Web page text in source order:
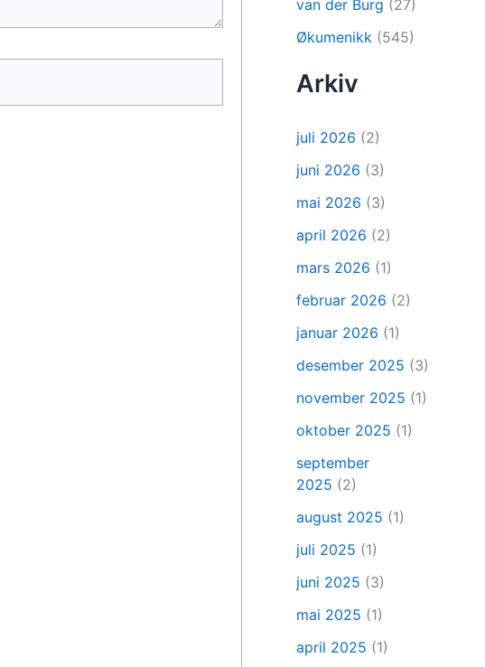
van der Burg (27)
Økumenikk (545)
Arkiv
juli 2026 (2)
juni 2026 (3)
mai 2026 (3)
april 2026 (2)
mars 2026 (1)
februar 2026 (2)
januar 2026 (1)
desember 2025 (3)
november 2025 (1)
oktober 2025 (1)
september
2025 (2)
august 2025 (1)
juli 2025 (1)
juni 2025 (3)
mai 2025 (1)
april 2025 (1)